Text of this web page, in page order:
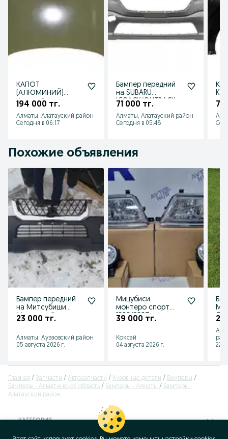
КАПОТ
(АЛЮМИНИЙ)
Крыло Дверь на
194 000 тг.
Алматы, Алатауский район
Сегодня в 06:17
Бампер передний
на SUBARU
LEGACY/OUTBACK
71 000 тг.
Алматы, Алатауский район
Сегодня в 05:48
Kia
70
Похожие объявления
Бампер передний
на Митсубиши
Монтеро Спорт
23 000 тг.
Алматы, Ауэзовский район
05 августа 2026 г.
Мицубиси
монтеро спорт
1996/2007 г фара
39 000 тг.
Коксай
04 августа 2026 г.
20
22
Главная Запчасти Автозапчасти Кузовные детали
Бамперы
Бамперы - Алматинская область
Бамперы - Алматы
Бамперы -
Алатауский район
КАТЕГОРИЯ